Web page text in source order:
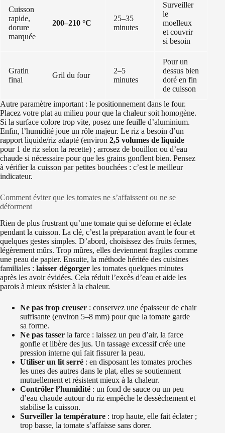
Cuisson
rapide,
dorure
marquée
200–210 °C
25–35
minutes
Surveiller
le
moelleux
et couvrir
si besoin
Gratin
final
Gril du four
2–5
minutes
Pour un
dessus bien
doré en fin
de cuisson
Autre paramètre important : le positionnement dans le four.
Placez votre plat au milieu pour que la chaleur soit homogène.
Si la surface colore trop vite, posez une feuille d’aluminium.
Enfin, l’humidité joue un rôle majeur. Le riz a besoin d’un
rapport liquide/riz adapté (environ 2,5 volumes de liquide
pour 1 de riz selon la recette) ; arrosez de bouillon ou d’eau
chaude si nécessaire pour que les grains gonflent bien. Pensez
à vérifier la cuisson par petites bouchées : c’est le meilleur
indicateur.
Comment éviter que les tomates ne s’affaissent ou ne se
déforment
Rien de plus frustrant qu’une tomate qui se déforme et éclate
pendant la cuisson. La clé, c’est la préparation avant le four et
quelques gestes simples. D’abord, choisissez des fruits fermes,
légèrement mûrs. Trop mûres, elles deviennent fragiles comme
une peau de papier. Ensuite, la méthode héritée des cuisines
familiales : laisser dégorger les tomates quelques minutes
après les avoir évidées. Cela réduit l’excès d’eau et aide les
parois à mieux résister à la chaleur.
Ne pas trop creuser : conservez une épaisseur de chair
suffisante (environ 5–8 mm) pour que la tomate garde
sa forme.
Ne pas tasser la farce : laissez un peu d’air, la farce
gonfle et libère des jus. Un tassage excessif crée une
pression interne qui fait fissurer la peau.
Utiliser un lit serré : en disposant les tomates proches
les unes des autres dans le plat, elles se soutiennent
mutuellement et résistent mieux à la chaleur.
Contrôler l’humidité : un fond de sauce ou un peu
d’eau chaude autour du riz empêche le dessèchement et
stabilise la cuisson.
Surveiller la température : trop haute, elle fait éclater ;
trop basse, la tomate s’affaisse sans dorer.